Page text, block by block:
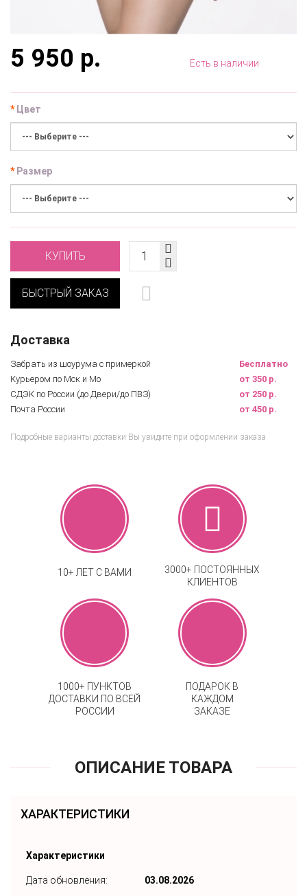
5 950 р. Есть в наличии
Цвет
Размер
КУПИТЬ
БЫСТРЫЙ ЗАКАЗ
Доставка
Забрать из шоурума с примеркой
Бесплатно
Курьером по Мск и Мо
от 350 р.
СДЭК по России (до Двери/до ПВЗ)
от 250 р.
Почта России
от 450 р.
Подробные варианты доставки Вы увидите при оформлении заказа
10+ ЛЕТ С ВАМИ
3000+ ПОСТОЯННЫХ
КЛИЕНТОВ
1000+ ПУНКТОВ
ДОСТАВКИ ПО ВСЕЙ
РОССИИ
ПОДАРОК В
КАЖДОМ
ЗАКАЗЕ
ОПИСАНИЕ ТОВАРА
ХАРАКТЕРИСТИКИ
Характеристики
Дата обновления: 03.08.2026